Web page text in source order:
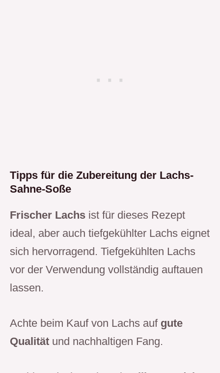
Tipps für die Zubereitung der Lachs-
Sahne-Soße
Frischer Lachs ist für dieses Rezept
ideal, aber auch tiefgekühlter Lachs eignet
sich hervorragend. Tiefgekühlten Lachs
vor der Verwendung vollständig auftauen
lassen.
Achte beim Kauf von Lachs auf gute
Qualität und nachhaltigen Fang.